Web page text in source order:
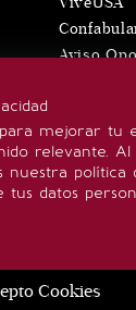
mejorar tu
relevante. Al
nuestra política
datos
Cookies
Aviso
Quiénes somos